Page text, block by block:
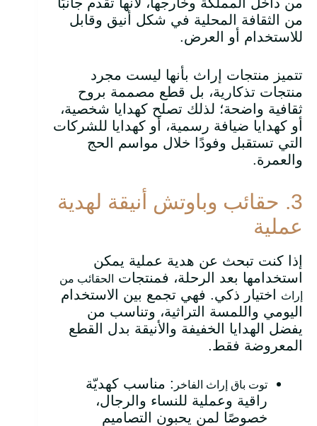
من الثقافة المحلية في شكل أنيق وقابل
للاستخدام أو العرض.
تتميز منتجات إراث بأنها ليست مجرد
منتجات تذكارية، بل قطع مصممة بروح
ثقافية واضحة؛ لذلك تصلح كهدايا شخصية،
أو كهدايا ضيافة رسمية، أو كهدايا للشركات
التي تستقبل وفودًا خلال مواسم الحج
والعمرة.
3. حقائب وباوتش أنيقة لهدية
عملية
إذا كنت تبحث عن هدية عملية يمكن
استخدامها بعد الرحلة، فمنتجات
الحقائب من
إراث
اختيار ذكي. فهي تجمع بين الاستخدام
اليومي واللمسة التراثية، وتناسب من
يفضل الهدايا الخفيفة والأنيقة بدل القطع
المعروضة فقط.
توت باق إراث الفاخر : مناسب كهديّة
راقية وعملية للنساء والرجال،
خصوصًا لمن يحبون التصاميم